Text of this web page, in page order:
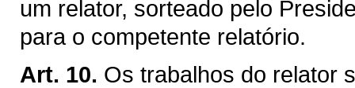
um relator, sorteado pelo
para o competente relatório.
Art. 10. Os trabalhos do relator